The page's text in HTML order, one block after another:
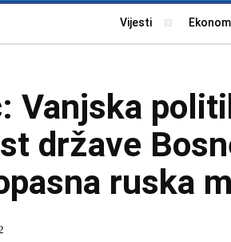
Vijesti
Vanjska
države
ruska